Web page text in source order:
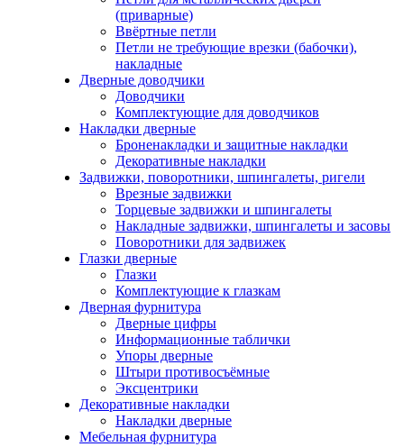
(приварные)
Ввёртные петли
Петли не требующие врезки (бабочки),
накладные
Дверные доводчики
Доводчики
Комплектующие для доводчиков
Накладки дверные
Броненакладки и защитные накладки
Декоративные накладки
Задвижки, поворотники, шпингалеты, ригели
Врезные задвижки
Торцевые задвижки и шпингалеты
Накладные задвижки, шпингалеты и засовы
Поворотники для задвижек
Глазки дверные
Глазки
Комплектующие к глазкам
Дверная фурнитура
Дверные цифры
Информационные таблички
Упоры дверные
Штыри противосъёмные
Эксцентрики
Декоративные накладки
Накладки дверные
Мебельная фурнитура